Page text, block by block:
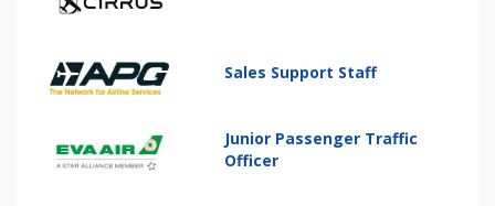
Sales Support Staff
Junior Passenger Traffic
Officer